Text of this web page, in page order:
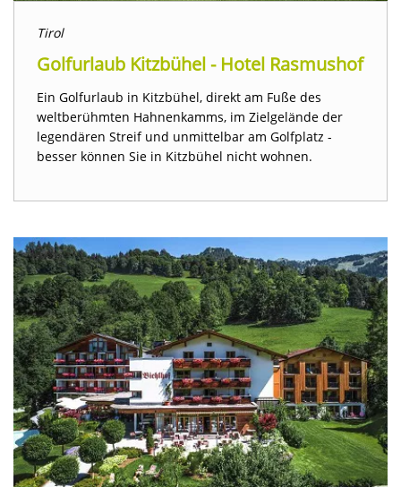
Tirol
Golfurlaub Kitzbühel - Hotel Rasmushof
Ein Golfurlaub in Kitzbühel, direkt am Fuße des
weltberühmten Hahnenkamms, im Zielgelände der
legendären Streif und unmittelbar am Golfplatz -
besser können Sie in Kitzbühel nicht wohnen.